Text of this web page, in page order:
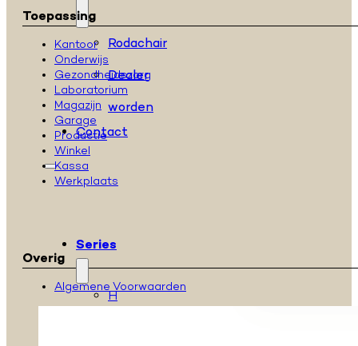
Rodachair
Dealer
worden
Contact
Series
H
Toepassing
Kantoor
Onderwijs
Gezondheidszorg
Laboratorium
Magazijn
Garage
Productie
Winkel
Kassa
Werkplaats
Overig
Algemene Voorwaarden